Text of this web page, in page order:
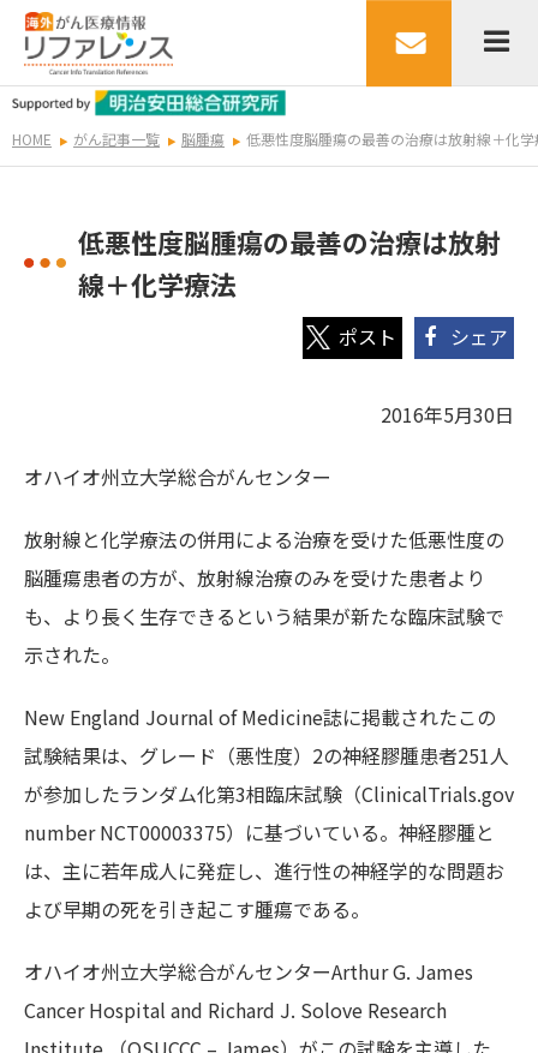
HOME がん記事一覧 脳腫瘍 低悪性度脳腫瘍の最善の治療は放射線＋化学
低悪性度脳腫瘍の最善の治療は放射
線＋化学療法
シェア
2016年5月30日
オハイオ州立大学総合がんセンター
放射線と化学療法の併用による治療を受けた低悪性度の
脳腫瘍患者の方が、放射線治療のみを受けた患者より
も、より長く生存できるという結果が新たな臨床試験で
示された。
New England Journal of Medicine誌に掲載されたこの
試験結果は、グレード（悪性度）2の神経膠腫患者251人
が参加したランダム化第3相臨床試験（ClinicalTrials.gov
number NCT00003375）に基づいている。神経膠腫と
は、主に若年成人に発症し、進行性の神経学的な問題お
よび早期の死を引き起こす腫瘍である。
オハイオ州立大学総合がんセンターArthur G. James
Cancer Hospital and Richard J. Solove Research